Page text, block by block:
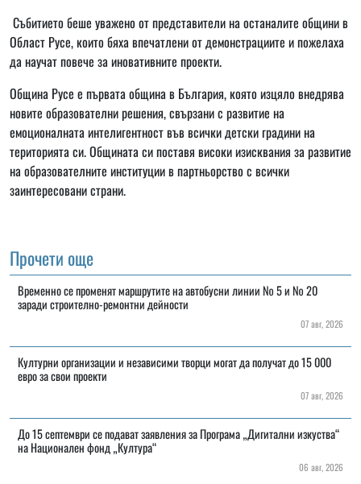
Събитието беше уважено от представители на останалите общини в
Област Русе, които бяха впечатлени от демонстрациите и пожелаха
да научат повече за иновативните проекти.
Община Русе е първата община в България, която изцяло внедрява
новите образователни решения, свързани с развитие на
емоционалната интелигентност във всички детски градини на
територията си. Общината си поставя високи изисквания за развитие
на образователните институции в партньорство с всички
заинтересовани страни.
Прочети още
Временно се променят маршрутите на автобусни линии № 5 и № 20
заради строително-ремонтни дейности
07 авг, 2026
Културни организации и независими творци могат да получат до 15 000
евро за свои проекти
07 авг, 2026
До 15 септември се подават заявления за Програма „Дигитални изкуства“
на Национален фонд „Култура“
06 авг, 2026